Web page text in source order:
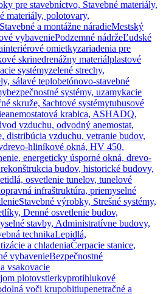
pre stavebníctvo, Stavebné materiály,
materiály, polotovary,
Stavebné a montážne náradieMestský
vybaveniePodzemné nádržeĽudské
interiérové omietkyzariadenia pre
skrinedrenážny materiálplastové
systémyzelené strechy,
sálavé teplobetónovo-stavebné
bezpečnostné systémy, uzamykacie
skruže, šachtové systémytubusové
anemostatová krabica, ASHADQ,
vzduchu, odvodný anemostat,
distribúcia vzduchu, vetranie budov,
drevo-hliníkové okná, HV 450,
energeticky úsporné okná, drevo-
budov, historické budovy,
osvetlenie tunelov, tunelové
infraštruktúra, priemyselné
Stavebné výrobky, Strešné systémy,
Denné osvetlenie budov,
stavby, Administratívne budovy,
technikaLepidlá,
a chladeniaČerpacie stanice,
vybavenieBezpečnostné
vsakovacie
plotovstierkyprotihlukové
voči krupobitiupenetračné a